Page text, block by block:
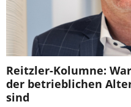
Reitzler-Kolumne:
der betrieblichen
sind